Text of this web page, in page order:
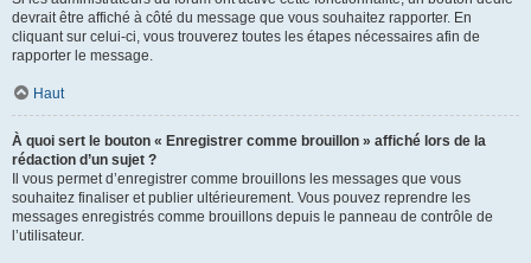
devrait être affiché à côté du message que vous souhaitez rapporter. En
cliquant sur celui-ci, vous trouverez toutes les étapes nécessaires afin de
rapporter le message.
Haut
À quoi sert le bouton « Enregistrer comme brouillon » affiché lors de la
rédaction d’un sujet ?
Il vous permet d’enregistrer comme brouillons les messages que vous
souhaitez finaliser et publier ultérieurement. Vous pouvez reprendre les
messages enregistrés comme brouillons depuis le panneau de contrôle de
l’utilisateur.